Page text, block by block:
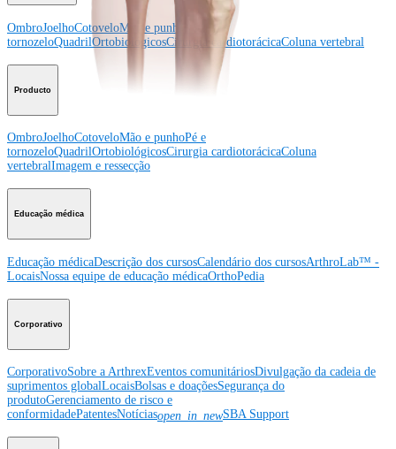
OmbroJoelhoCotoveloMão e punho
tornozeloQuadrilOrtobiológicosCirurgia cardiotorácicaColuna vertebral
Producto
OmbroJoelhoCotoveloMão e punhoPé e
tornozeloQuadrilOrtobiológicosCirurgia cardiotorácicaColuna
vertebralImagem e ressecção
Educação médica
Educação médicaDescrição dos cursosCalendário dos cursosArthroLab™ -
LocaisNossa equipe de educação médicaOrthoPedia
Corporativo
CorporativoSobre a ArthrexEventos comunitáriosDivulgação da cadeia de
suprimentos globalLocaisBolsas e doaçõesSegurança do
produtoGerenciamento de risco e
conformidadePatentesNotíciasopen_in_newSBA Support